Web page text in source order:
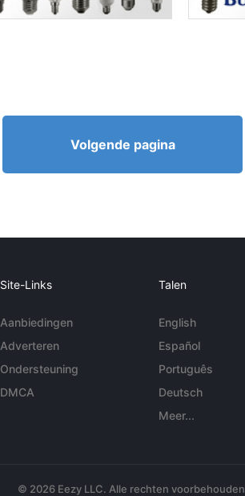
Volgende pagina
Site-Links
Aanbiedingen
Adverteren
Ondersteuning
DMCA
Talen
English
Español
Português
Deutsch
Meer...
© 2026 Eezy LLC. Alle rechten voorbehouden